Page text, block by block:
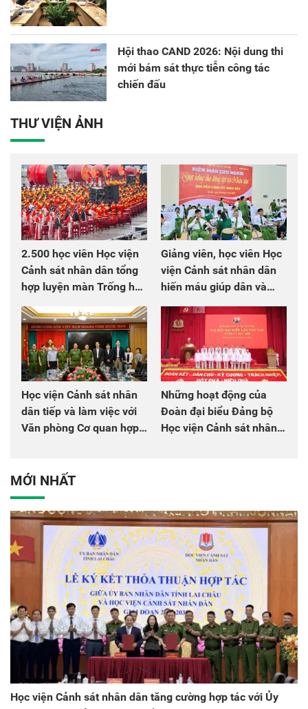
Hội thao CAND 2026: Nội dung thi
mới bám sát thực tiễn công tác
chiến đấu
THƯ VIỆN ẢNH
2.500 học viên Học viện
Cảnh sát nhân dân tổng
hợp luyện màn Trống hội
Giảng viên, học viên Học
viện Cảnh sát nhân dân
hiến máu giúp dân và
Học viện Cảnh sát nhân
dân tiếp và làm việc với
Văn phòng Cơ quan hợp
Những hoạt động của
Đoàn đại biểu Đảng bộ
Học viện Cảnh sát nhân
MỚI NHẤT
Học viện Cảnh sát nhân dân tăng cường hợp tác với Ủy